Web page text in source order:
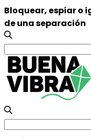
Bloquear, espiar o
de una separación
Search
for:
Search